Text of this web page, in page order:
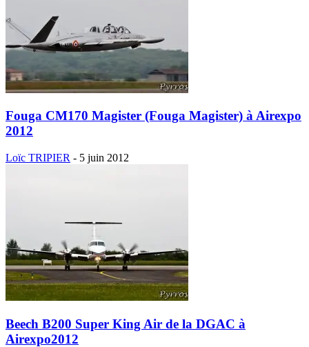
Fouga CM170 Magister (Fouga Magister) à Airexpo
2012
Loïc TRIPIER - 5 juin 2012
Beech B200 Super King Air de la DGAC à
Airexpo2012